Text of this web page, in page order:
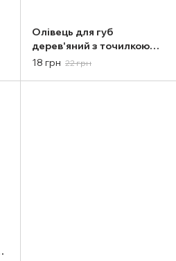
Олівець для губ
дерев'яний з точилкою
Lip Liner Jovial Luxe 105
18 грн 22 грн